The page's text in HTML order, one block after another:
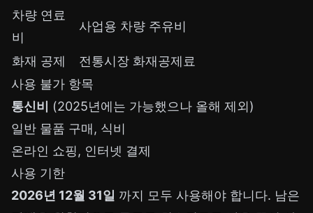
차량 연료
비
사업용 차량 주유비
화재 공제
전통시장 화재공제료
사용 불가 항목
통신비
(2025년에는 가능했으나 올해 제외)
일반 물품 구매, 식비
온라인 쇼핑, 인터넷 결제
사용 기한
2026년 12월 31일 까지 모두 사용해야 합니다. 남은